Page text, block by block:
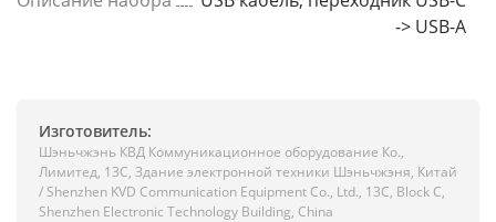
-> USB-A
Изготовитель:
Шэньчжэнь КВД Коммуникационное оборудование Ко.,
Лимитед, 13C, Здание электронной техники Шэньчжэня, Китай
/ Shenzhen KVD Communication Equipment Co., Ltd., 13C, Block C,
Shenzhen Electronic Technology Building, China